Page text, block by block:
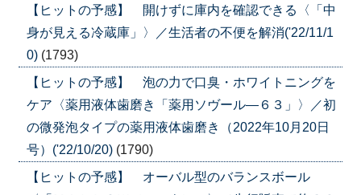
【ヒットの予感】 開けずに庫内を確認できる〈「中
身が見える冷蔵庫」〉／生活者の不便を解消('22/11/1
0) (1793)
【ヒットの予感】 泡の力で口臭・ホワイトニングを
ケア〈薬用液体歯磨き「薬用ソヴール―６３」〉／初
の微発泡タイプの薬用液体歯磨き（2022年10月20日
号）('22/10/20) (1790)
【ヒットの予感】 オーバル型のバランスボール